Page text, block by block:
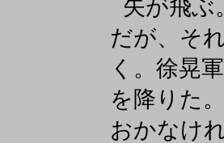
矢が飛ぶ
だが、そ
く。徐晃
を降りた
おかなけ